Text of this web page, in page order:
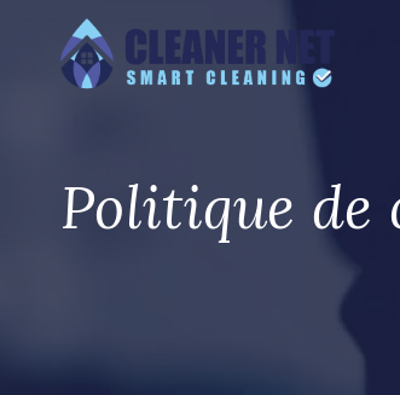
Politique